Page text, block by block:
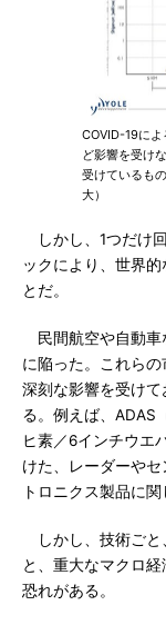
COVID-19に
ど影響を受け
受けているも
大）
しかし、1つだけ
ックにより、世界
とだ。
民間航空や自動車
に陥った。これら
深刻な影響を受け
る。例えば、ADAS
ヒ素／6インチウエ
けた、レーダーや
トロニクス製品に
しかし、技術ごと
と、重大なマクロ
恐れがある。